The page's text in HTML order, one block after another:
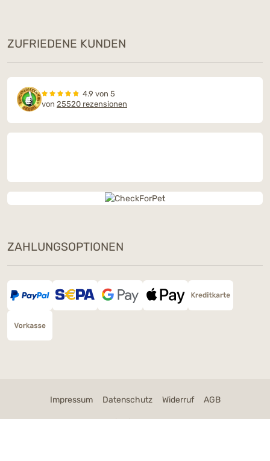
ZUFRIEDENE KUNDEN
4.9 von 5
von 25520 rezensionen
ZAHLUNGSOPTIONEN
Impressum Datenschutz Widerruf AGB
Cookie Einstellungen
Dieses Wochenende: Ein Snack
Deiner Wahl geschenkt
Bestelle am 8. & 9. August ab 90 € mit dem
SNACKLOVE
Deinen Gratis-Snack – nur solange der Vorrat